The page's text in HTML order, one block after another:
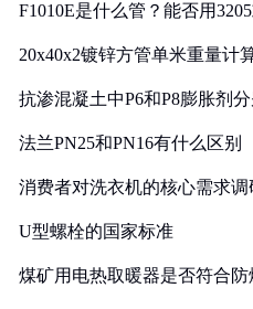
F1010E是什么管？能否用
20x40x2镀锌方管单米重量计
抗渗混凝土中P6和P8膨胀剂
法兰PN25和PN16有什么区别
消费者对洗衣机的核心需求调
U型螺栓的国家标准
煤矿用电热取暖器是否符合